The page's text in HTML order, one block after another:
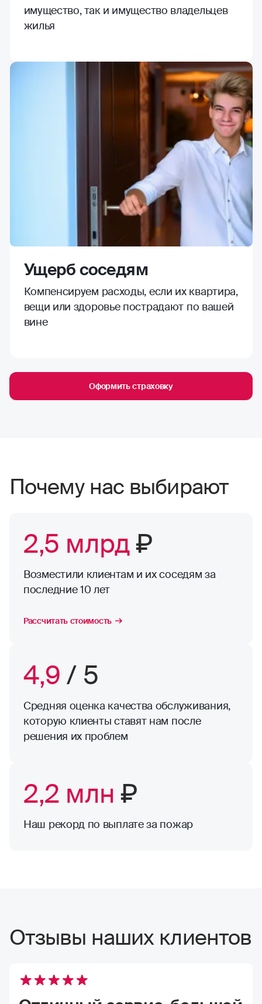
имущество, так и имущество владельцев
жилья
Ущерб соседям
Компенсируем расходы, если их квартира,
вещи или здоровье пострадают по вашей
вине
Оформить страховку
Почему нас выбирают
2,5 млрд₽
Возместили клиентам и их соседям за
последние 10 лет
Рассчитать стоимость
4,9 / 5
Средняя оценка качества обслуживания,
которую клиенты ставят нам после
решения их проблем
2,2 млн ₽
Наш рекорд по выплате за пожар
Отзывы наших клиентов